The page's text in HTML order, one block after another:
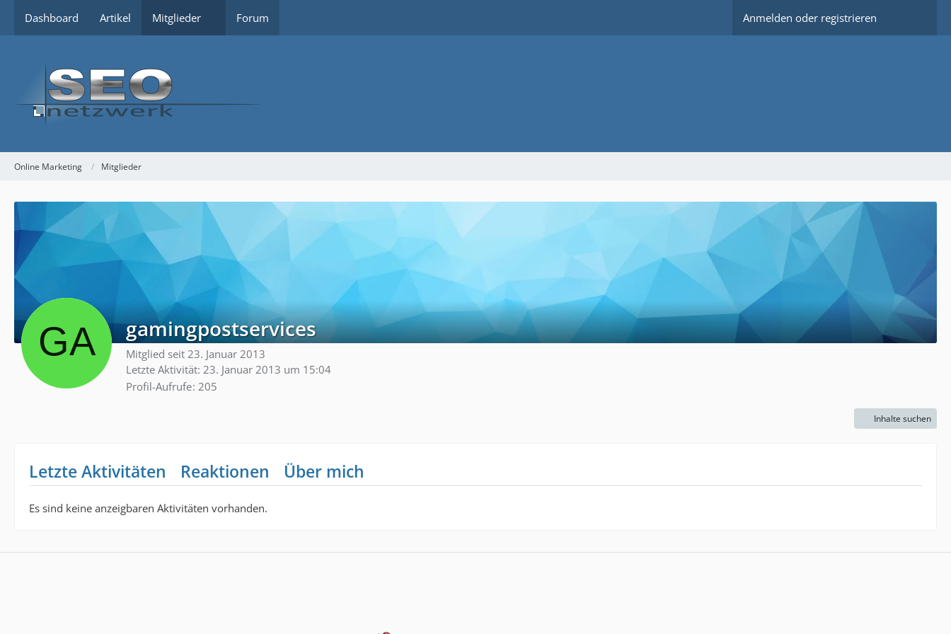
Dashboard Artikel Mitglieder Forum Anmelden oder registrieren
Online Marketing Mitglieder
gamingpostservices
Mitglied seit 23. Januar 2013
Letzte Aktivität: 23. Januar 2013 um 15:04
Profil-Aufrufe 205
Inhalte suchen
Letzte Aktivitäten Reaktionen Über mich
Es sind keine anzeigbaren Aktivitäten vorhanden.